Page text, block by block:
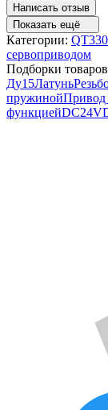
Написать отзыв
Показать ещё
Категории:
сервоприводом
Подборки
Ду15Латунь
пружинойПривод
функциейDC24V